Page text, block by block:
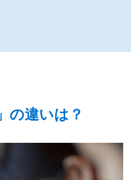
の違いは？